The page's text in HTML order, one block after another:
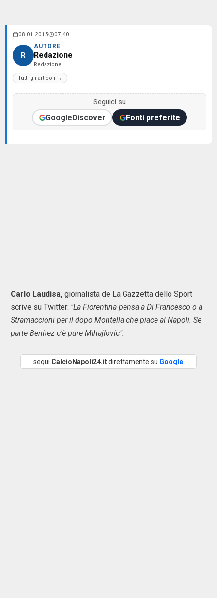
08.01.2015 07:40
R
AUTORE
Redazione
Redazione
Tutti gli articoli →
Seguici su
GoogleDiscover Fonti preferite
Carlo Laudisa, giornalista de La Gazzetta dello Sport
scrive su Twitter: "La Fiorentina pensa a Di Francesco o a
Stramaccioni per il dopo Montella che piace al Napoli. Se
parte Benitez c'è pure Mihajlovic".
segui CalcioNapoli24.itdirettamente su Google